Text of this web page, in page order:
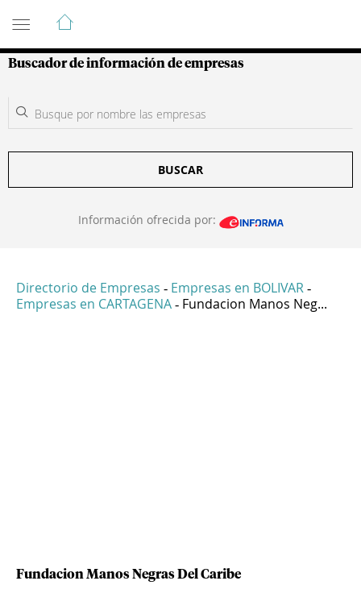
Guía de Empresas Colombianas
Buscador de información de empresas
BUSCAR
Información ofrecida por:
Directorio de Empresas - Empresas en BOLIVAR -
Empresas en CARTAGENA - Fundacion Manos Neg...
Fundacion Manos Negras Del Caribe